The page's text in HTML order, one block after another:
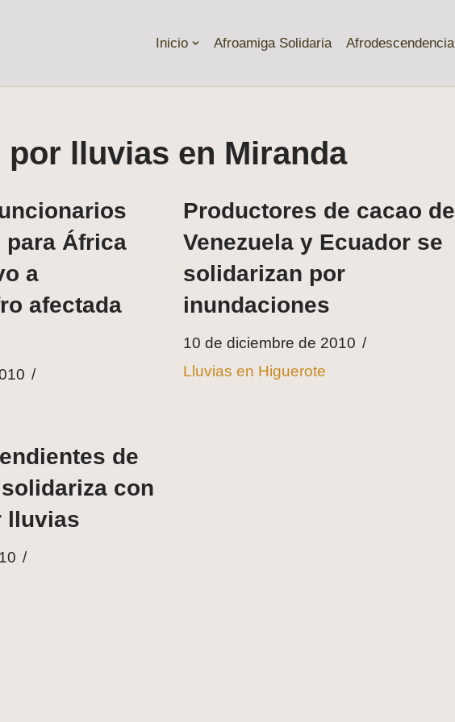
Inicio Afroamiga Solidaria Afrodescendencia
por lluvias en Miranda
para África
a
afectada
Productores de cacao de
Venezuela y Ecuador se
solidarizan por
inundaciones
10 de diciembre de 2010
Lluvias en Higuerote
de
con
lluvias